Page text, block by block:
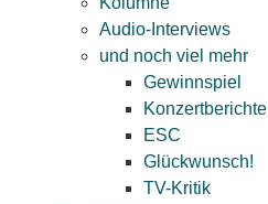
Audio-Interviews
und noch viel mehr
Gewinnspiel
Konzertberichte
ESC
Glückwunsch!
TV-Kritik